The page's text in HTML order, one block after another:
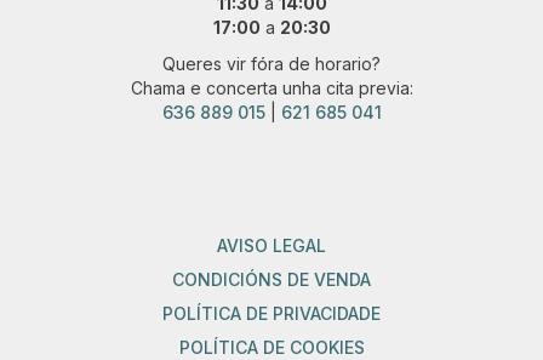
17:00 a 20:30
Queres vir fóra de horario?
Chama e concerta unha cita previa:
636 889 015| 621 685 041
AVISO LEGAL
CONDICIÓNS DE VENDA
POLÍTICA DE PRIVACIDADE
POLÍTICA DE COOKIES